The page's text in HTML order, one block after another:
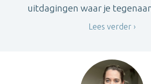
uitdagingen waar je
Lees verder